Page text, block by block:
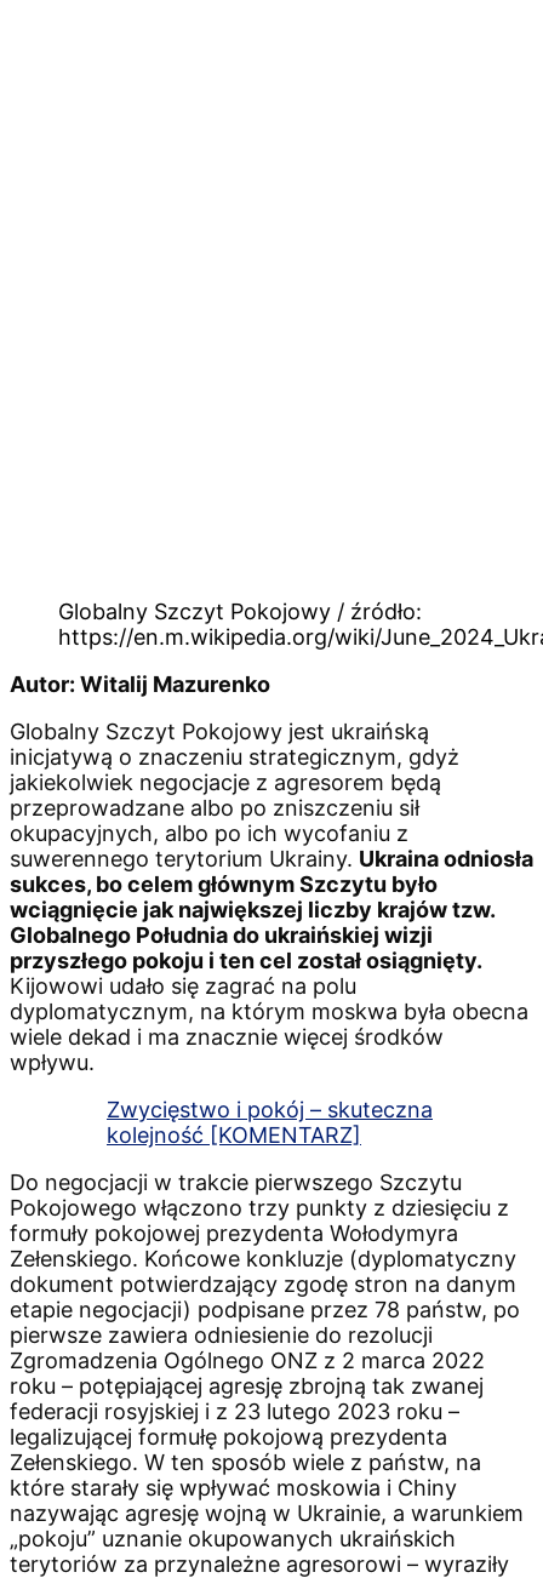
Globalny Szczyt Pokojowy / źródło:
https://en.m.wikipedia.org/wiki/
Autor: Witalij Mazurenko
Globalny Szczyt Pokojowy jest ukraińską
inicjatywą o znaczeniu strategicznym, gdyż
jakiekolwiek negocjacje z agresorem będą
przeprowadzane albo po zniszczeniu sił
okupacyjnych, albo po ich wycofaniu z
suwerennego terytorium Ukrainy. Ukraina odniosła
sukces, bo celem głównym Szczytu było
wciągnięcie jak największej liczby krajów tzw.
Globalnego Południa do ukraińskiej wizji
przyszłego pokoju i ten cel został osiągnięty.
Kijowowi udało się zagrać na polu
dyplomatycznym, na którym moskwa była obecna
wiele dekad i ma znacznie więcej środków
wpływu.
Zwycięstwo i pokój – skuteczna
kolejność [KOMENTARZ]
Do negocjacji w trakcie pierwszego Szczytu
Pokojowego włączono trzy punkty z dziesięciu z
formuły pokojowej prezydenta Wołodymyra
Zełenskiego. Końcowe konkluzje (dyplomatyczny
dokument potwierdzający zgodę stron na danym
etapie negocjacji) podpisane przez 78 państw, po
pierwsze zawiera odniesienie do rezolucji
Zgromadzenia Ogólnego ONZ z 2 marca 2022
roku – potępiającej agresję zbrojną tak zwanej
federacji rosyjskiej i z 23 lutego 2023 roku –
legalizującej formułę pokojową prezydenta
Zełenskiego. W ten sposób wiele z państw, na
które starały się wpływać moskowia i Chiny
nazywając agresję wojną w Ukrainie, a warunkiem
„pokoju” uznanie okupowanych ukraińskich
terytoriów za przynależne agresorowi – wyraziły